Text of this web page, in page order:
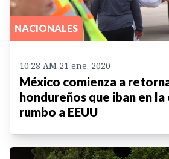
NACIONALES
10:28 AM 21 ene. 2020
México comienza a
hondureños que iban en la
rumbo a EEUU